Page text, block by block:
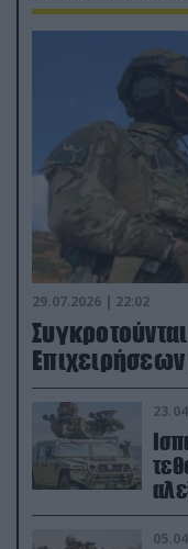
29.07.2026 | 22:02